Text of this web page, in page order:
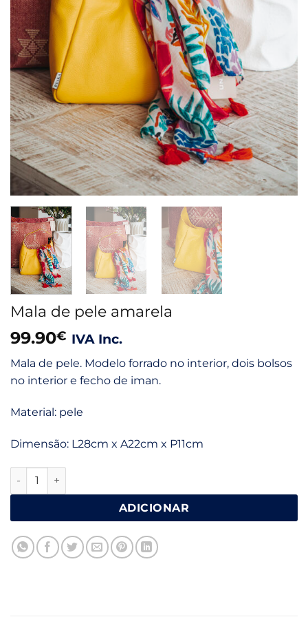
Mala de pele amarela
99.90€ IVA Inc.
Mala de pele. Modelo forrado no interior, dois bolsos
no interior e fecho de iman.
Material: pele
Dimensão: L28cm x A22cm x P11cm
Quantidade de Mala de pele amarela
ADICIONAR